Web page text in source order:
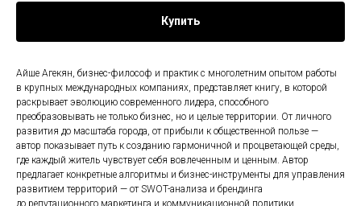
Купить
Айше Агекян, бизнес-философ и практик с многолетним опытом работы
в крупных международных компаниях, представляет книгу, в которой
раскрывает эволюцию современного лидера, способного
преобразовывать не только бизнес, но и целые территории. От личного
развития до масштаба города, от прибыли к общественной пользе —
автор показывает путь к созданию гармоничной и процветающей среды,
где каждый житель чувствует себя вовлеченным и ценным. Автор
предлагает конкретные алгоритмы и бизнес-инструменты для управления
развитием территорий — от SWOT-анализа и брендинга
до репутационного маркетинга и коммуникационной политики.